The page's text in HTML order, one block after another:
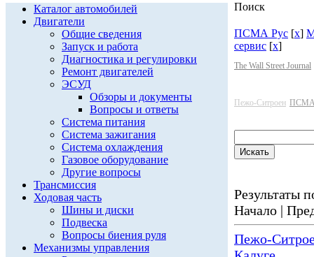
Каталог автомобилей
Двигатели
Общие сведения
Запуск и работа
Диагностика и регулировки
Ремонт двигателей
ЭСУД
Обзоры и документы
Вопросы и ответы
Система питания
Система зажигания
Система охлаждения
Газовое оборудование
Другие вопросы
Трансмиссия
Ходовая часть
Шины и диски
Подвеска
Вопросы биения руля
Механизмы управления
Поиск
ПСМА Рус [x]
сервис [x]
The Wall Street Journal
Пежо-Ситроен ПСМА
Результаты
Начало |
Пежо-